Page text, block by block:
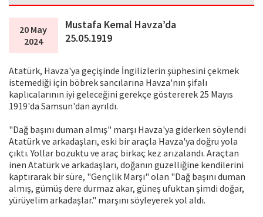
20 May
2024
Mustafa Kemal Havza’da
25.05.1919
Atatürk, Havza'ya geçişinde İngilizlerin şüphesini çekmek
istemediği için böbrek sancılarına Havza'nın şifalı
kaplıcalarının iyi geleceğini gerekçe göstererek 25 Mayıs
1919'da Samsun'dan ayrıldı.
"Dağ başını duman almış" marşı Havza'ya giderken söylendi
Atatürk ve arkadaşları, eski bir araçla Havza'ya doğru yola
çıktı. Yollar bozuktu ve araç birkaç kez arızalandı. Araçtan
inen Atatürk ve arkadaşları, doğanın güzelliğine kendilerini
kaptırarak bir süre, "Gençlik Marşı" olan "Dağ başını duman
almış, gümüş dere durmaz akar, güneş ufuktan şimdi doğar,
yürüyelim arkadaşlar." marşını söyleyerek yol aldı.